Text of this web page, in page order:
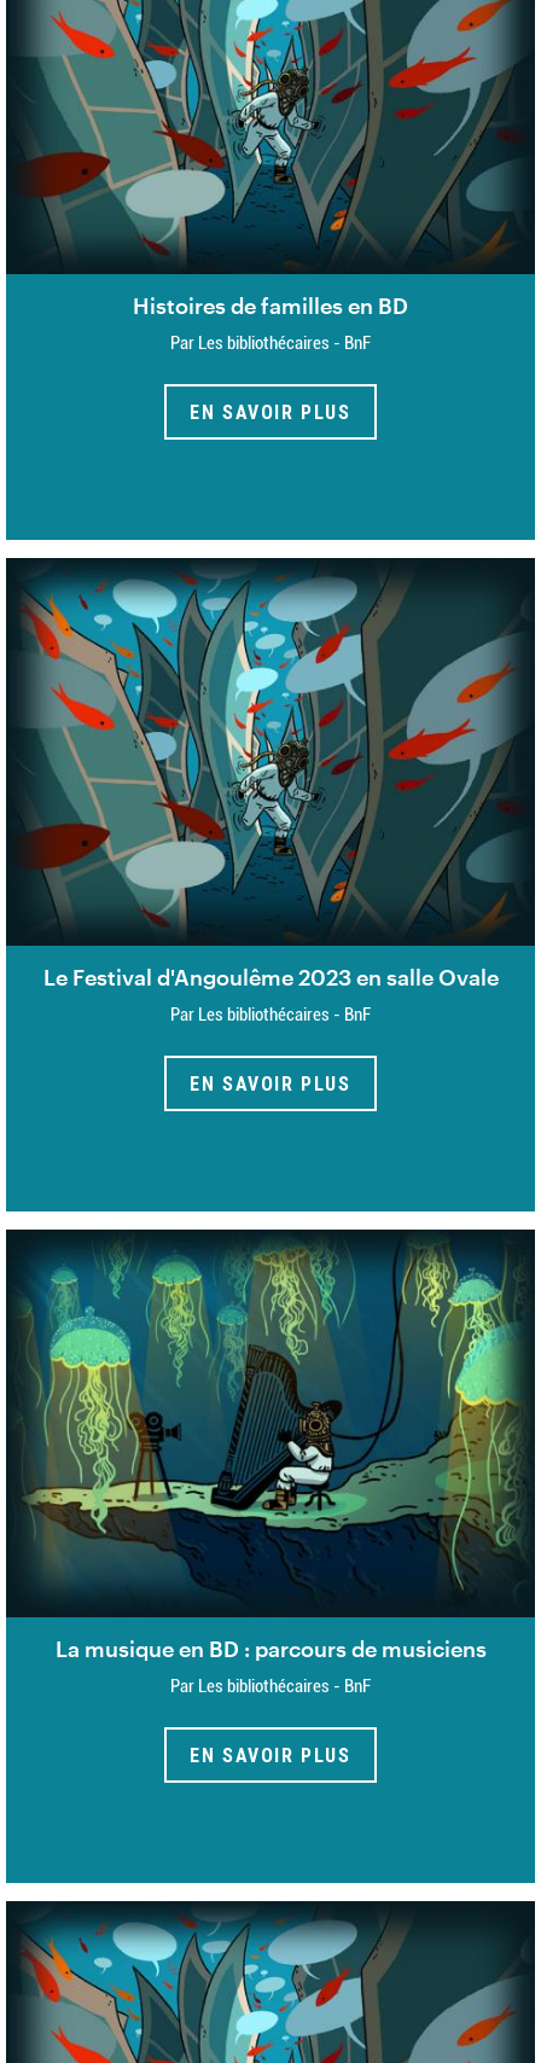
Histoires de familles en BD
Par Les bibliothécaires - BnF
EN SAVOIR PLUS
Le Festival d'Angoulême 2023 en salle Ovale
Par Les bibliothécaires - BnF
EN SAVOIR PLUS
La musique en BD : parcours de musiciens
Par Les bibliothécaires - BnF
EN SAVOIR PLUS